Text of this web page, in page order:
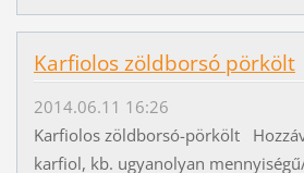
Karfiolos zöldborsó pörkölt
2014.06.11 16:26
Karfiolos zöldborsó-pörkölt
karfiol, kb. ugyanolyan